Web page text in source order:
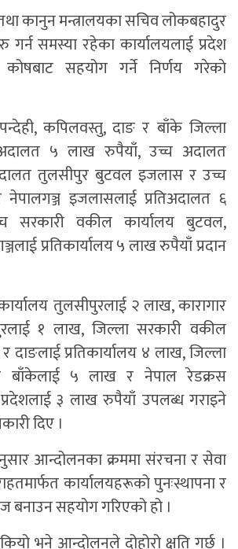
कानुन मन्त्रालयका सचिव लोकबहादुर
समस्या रहेका कार्यालयलाई प्रदेश
सहयोग गर्ने निर्णय गरेकाे
कपिलवस्तु, दाङ र बाँके जिल्ला
५ लाख रुपैयाँ, उच्च अदालत
तुलसीपुर बुटवल इजलास र उच्च
इजलासलाई प्रतिअदालत ६
सरकारी वकील कार्यालय बुटवल,
प्रतिकार्यालय ५ लाख रुपैयाँ प्रदान
तुलसीपुरलाई २ लाख, कारागार
१ लाख, जिल्ला सरकारी वकील
दाङलाई प्रतिकार्यालय ४ लाख, जिल्ला
बाँकेलाई ५ लाख र नेपाल रेडक्रस
प्रदेशलाई ३ लाख रुपैयाँ उपलब्ध गराइने
दिए ।
आन्दोलनका क्रममा संरचना र सेवा
कार्यालयहरूको पुनःस्थापना र
बनाउन सहयोग गरिएको हो ।
भने आन्दोलनले दोहोरो क्षति गर्छ ।